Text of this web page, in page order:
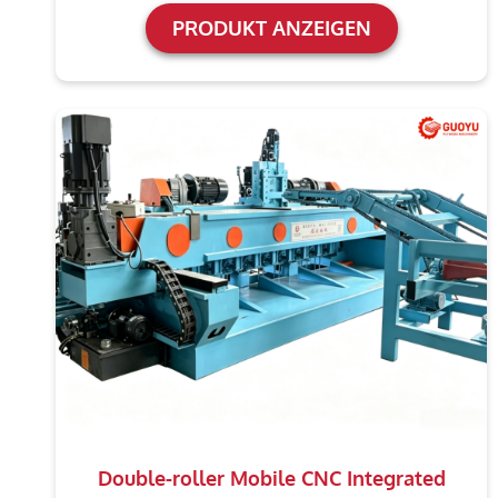
PRODUKT ANZEIGEN
Double-roller Mobile CNC Integrated